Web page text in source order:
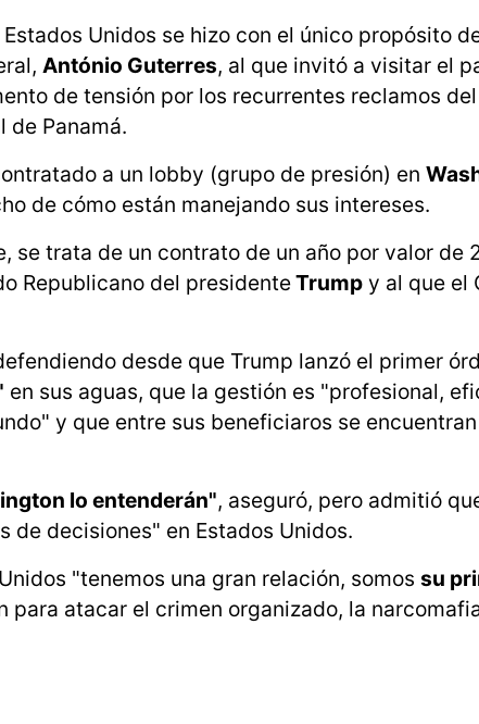
Unidos se hizo con el único propósito
António Guterres, al que invitó a visitar el
de tensión por los recurrentes reclamos
de Panamá.
a un lobby (grupo de presión) en
de cómo están manejando sus intereses.
se trata de un contrato de un año por valor de
Republicano del presidenteTrump y al que el
desde que Trump lanzó el primer
en sus aguas, que la gestión es "profesional,
y que entre sus beneficiaros se
lo entenderán", aseguró, pero admitió
de decisiones" en Estados Unidos.
"tenemos una gran relación, somos su
para atacar el crimen organizado, la